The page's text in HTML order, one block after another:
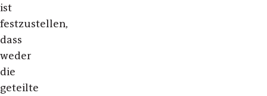
ist
festzustellen,
dass
weder
die
geteilte